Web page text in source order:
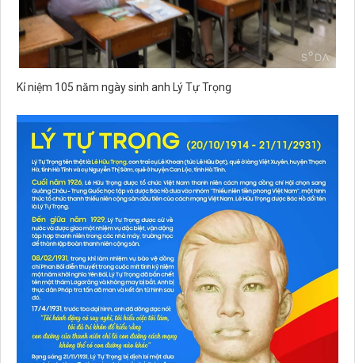
Kỉ niệm 105 năm ngày sinh anh Lý Tự Trọng